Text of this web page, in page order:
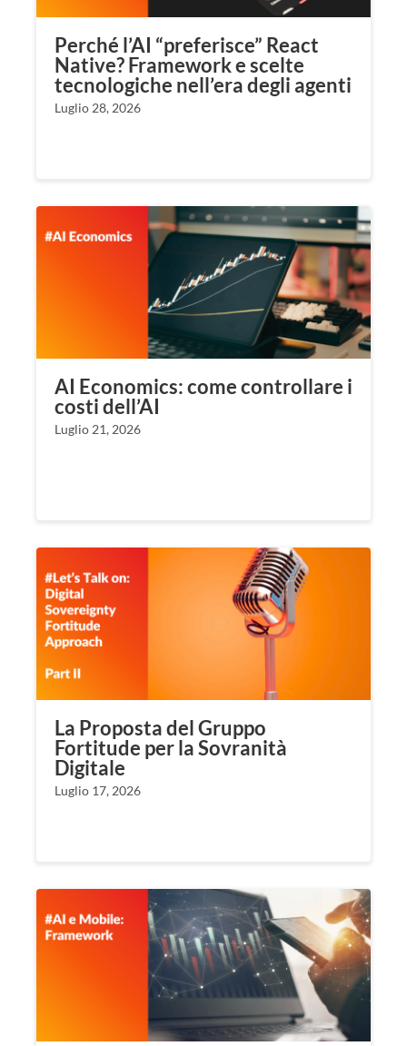
Perché l’AI “preferisce” React
Native? Framework e scelte
tecnologiche nell’era degli agenti
Luglio 28, 2026
AI Economics: come controllare i
costi dell’AI
Luglio 21, 2026
La Proposta del Gruppo
Fortitude per la Sovranità
Digitale
Luglio 17, 2026